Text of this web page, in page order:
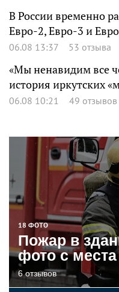
В России временно
Евро-2, Евро-3 и
06.08 13:37 53 отзыва
«Мы ненавидим все
история иркутских
06.08 10:21 49 отзывов
18 ФОТО
Пожар в
фото с
6 отзывов